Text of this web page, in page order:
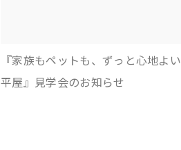
『家族もペットも、ずっと心地よい
平屋』見学会のお知らせ